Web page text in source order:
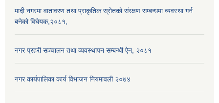
मादी नगरमा वातावरण तथा प्राकृतिक स्रोतको संरक्षण सम्बन्धमा व्यवस्था गर्न
बनेको विघेयक,२०८१,
नगर प्रहरी सञ्चालन तथा व्यवस्थापन सम्बन्धी ऐन, २०८१
नगर कार्यपालिका कार्य विभाजन नियमावली २०७४